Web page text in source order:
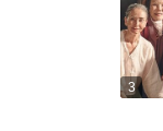
3